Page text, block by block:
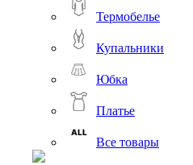
Термобелье
Купальники
Юбка
Платье
Все товары